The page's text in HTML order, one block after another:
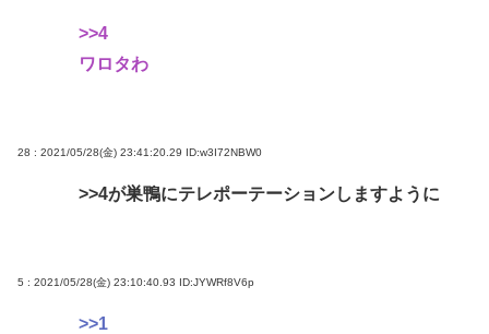
>>4
ワロタわ
28 : 2021/05/28(金) 23:41:20.29 ID:w3I72NBW0
>>4が巣鴨にテレポーテーションしますように
5 : 2021/05/28(金) 23:10:40.93 ID:JYWRf8V6p
>>1